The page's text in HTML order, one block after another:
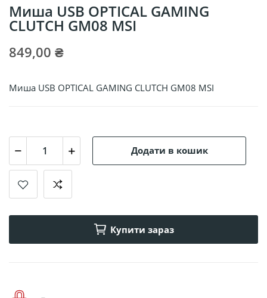
Mиша USB OPTICAL GAMING
CLUTCH GM08 MSI
849,00 ₴
Mиша USB OPTICAL GAMING CLUTCH GM08 MSI
Додати в кошик
Купити зараз